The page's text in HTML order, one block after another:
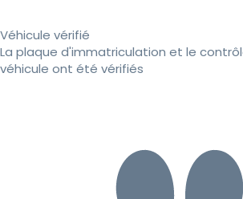
Véhicule vérifié
La plaque d'immatriculation et le
véhicule ont été vérifiés